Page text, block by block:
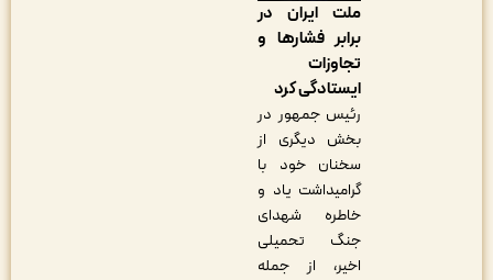
ملت ایران در
برابر فشارها و
تجاوزات
ایستادگی کرد
رئیس جمهور در
بخش دیگری از
سخنان خود با
گرامیداشت یاد و
خاطره شهدای
جنگ تحمیلی
اخیر، از جمله